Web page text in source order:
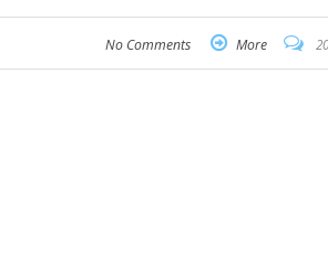
No Comments More